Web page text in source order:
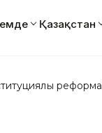
Қазақстан
реформа